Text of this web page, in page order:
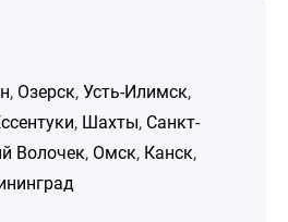
, Озерск, Усть-Илимск,
, Шахты, Санкт-
Волочек, Омск, Канск,